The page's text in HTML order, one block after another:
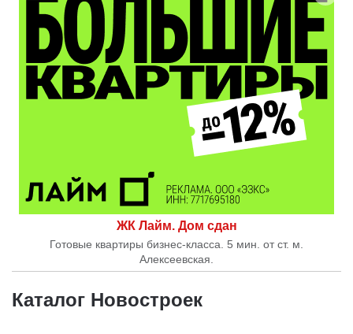
ЖК Лайм. Дом сдан
Готовые квартиры бизнес-класса. 5 мин. от ст. м.
Алексеевская.
Каталог Новостроек